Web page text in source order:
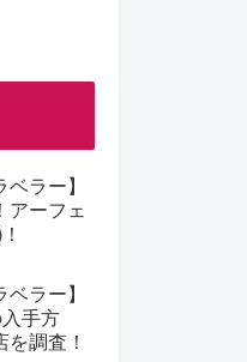
ベラー】
アーフェ
ベラー】
手方
調査！